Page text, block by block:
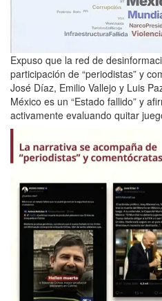
Expuso que la red de
participación de “periodistas” y
José Díaz, Emilio Vallejo y Luis
México es un “Estado fallido” y
activamente evaluando quitar